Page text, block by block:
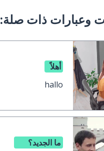
وعبارات ذات صلة:
أهلاً
hallo
ما الجديد؟